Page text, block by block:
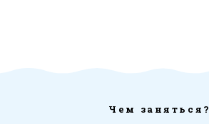
Чем заняться?